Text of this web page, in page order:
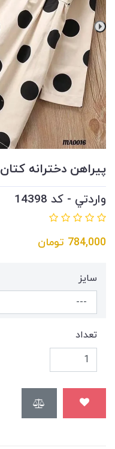
پيراهن دخترانه كتان
واردتي - کد 14398
784,000 تومان
سايز
تعداد